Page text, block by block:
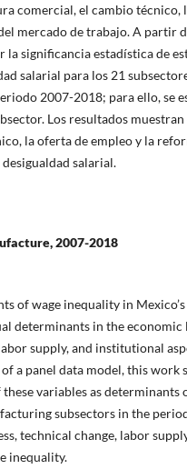
comercial, el cambio técnico,
mercado de trabajo. A partir
la significancia estadística de
salarial para los 21
2007-2018; para ello, se
Los resultados muestran
la oferta de empleo y la
salarial.
2007-2018
of wage inequality in Mexico’s
determinants in the
supply, and institutional
a panel data model, this work
variables as determinants
subsectors in the
technical change, labor
inequality.